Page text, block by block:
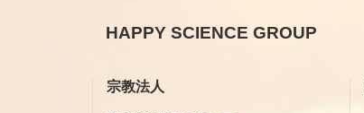
HAPPY SCIENCE GROUP
宗教法人